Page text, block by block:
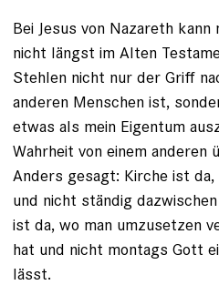
Bei Jesus von Nazareth
nicht längst im Alten
Stehlen nicht nur der Griff
anderen Menschen ist,
etwas als mein Eigentum
Wahrheit von einem anderen
Anders gesagt: Kirche ist
und nicht ständig
ist da, wo man umzusetzen
hat und nicht montags Gott
lässt.